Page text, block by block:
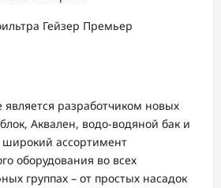
Гейзер Премьер
разработчиком новых
Аквален, водо-водяной бак и
ассортимент
оборудования во всех
группах – от простых насадок